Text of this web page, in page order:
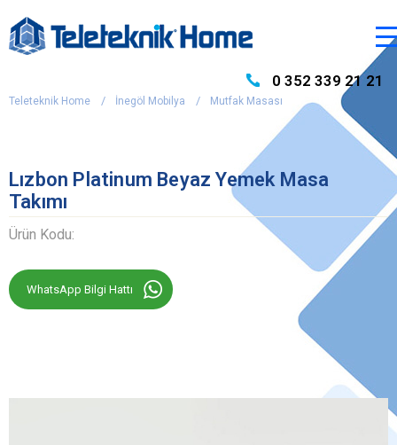
0 352 339 21 21
Teleteknik Home İnegöl Mobilya Mutfak Masası
Lızbon Platinum Beyaz Yemek Masa
Takımı
Ürün Kodu:
WhatsApp Bilgi Hattı